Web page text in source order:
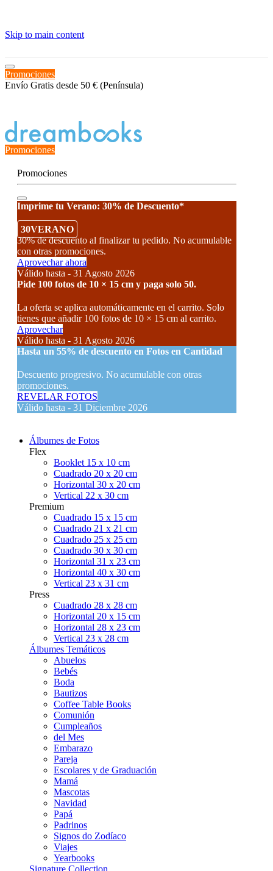
Skip to main content
Promociones
Envío Gratis desde 50 € (Península)
Promociones
Promociones
Imprime tu Verano: 30% de Descuento*
30VERANO
30% de descuento al finalizar tu pedido. No acumulable
con otras promociones.
Aprovechar ahora
Válido hasta - 31 Agosto 2026
Pide 100 fotos de 10 × 15 cm y paga solo 50.
La oferta se aplica automáticamente en el carrito. Solo
tienes que añadir 100 fotos de 10 × 15 cm al carrito.
Aprovechar
Válido hasta - 31 Agosto 2026
Hasta un 55% de descuento en Fotos en Cantidad
Descuento progresivo. No acumulable con otras
promociones.
REVELAR FOTOS
Válido hasta - 31 Diciembre 2026
Álbumes de Fotos
Flex
Booklet 15 x 10 cm
Cuadrado 20 x 20 cm
Horizontal 30 x 20 cm
Vertical 22 x 30 cm
Premium
Cuadrado 15 x 15 cm
Cuadrado 21 x 21 cm
Cuadrado 25 x 25 cm
Cuadrado 30 x 30 cm
Horizontal 31 x 23 cm
Horizontal 40 x 30 cm
Vertical 23 x 31 cm
Press
Cuadrado 28 x 28 cm
Horizontal 20 x 15 cm
Horizontal 28 x 23 cm
Vertical 23 x 28 cm
Álbumes Temáticos
Abuelos
Bebés
Boda
Bautizos
Coffee Table Books
Comunión
Cumpleaños
del Mes
Embarazo
Pareja
Escolares y de Graduación
Mamá
Mascotas
Navidad
Papá
Padrinos
Signos do Zodíaco
Viajes
Yearbooks
Signature Collection
≡